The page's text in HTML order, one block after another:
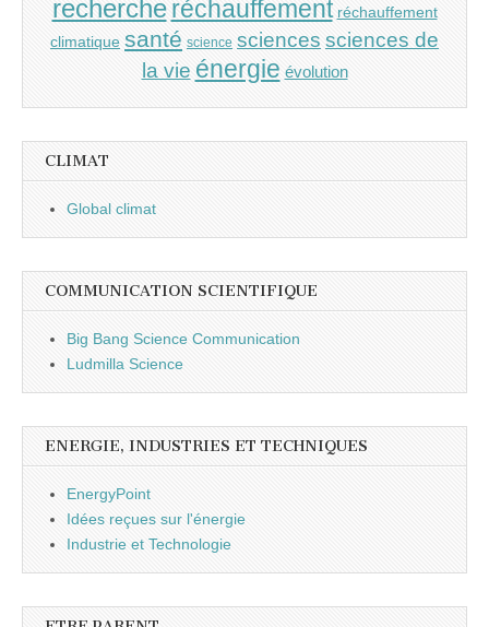
recherche réchauffement réchauffement
climatique santé science sciences sciences de
la vie énergie évolution
CLIMAT
Global climat
COMMUNICATION SCIENTIFIQUE
Big Bang Science Communication
Ludmilla Science
ENERGIE, INDUSTRIES ET TECHNIQUES
EnergyPoint
Idées reçues sur l'énergie
Industrie et Technologie